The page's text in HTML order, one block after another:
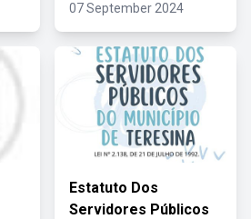
07 September 2024
Estatuto Dos
Servidores Públicos